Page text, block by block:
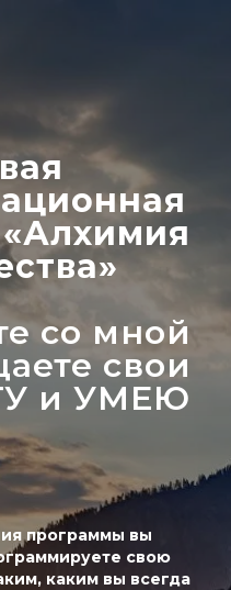
со мной
свои
и УМЕЮ
программы вы
свою
каким вы всегда